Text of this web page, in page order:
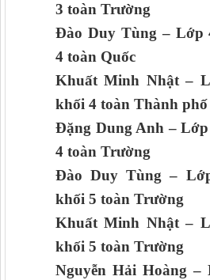
3 toàn Trường
Đào Duy Tùng– Lớp
4 toàn Quốc
Khuất Minh Nhật–
khối 4 toàn Thành phố
Đặng Dung Anh – Lớp
4 toàn Trường
Đào Duy Tùng–
khối 5 toàn Trường
Khuất Minh Nhật–
khối 5 toàn Trường
Nguyễn Hải Hoàng –